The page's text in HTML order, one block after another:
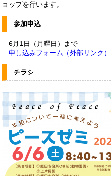
ョップを行います。
参加申込
6月1日（月曜日）まで
申し込みフォーム （外部リンク）
チラシ